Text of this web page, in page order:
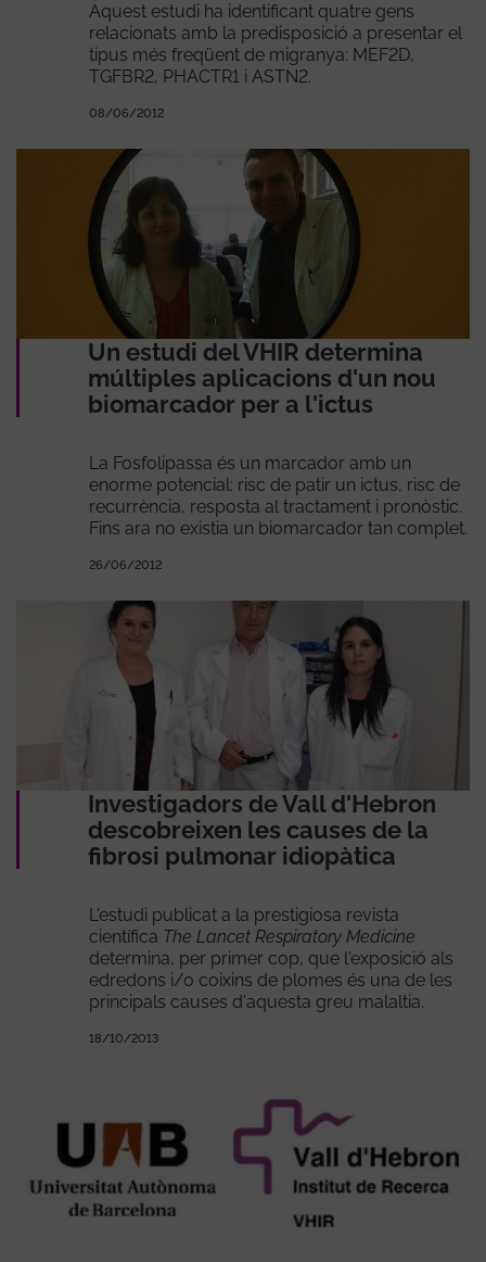
Aquest estudi ha identificant quatre gens
relacionats amb la predisposició a presentar el
tipus més freqüent de migranya: MEF2D,
TGFBR2, PHACTR1 i ASTN2.
08/06/2012
Un estudi del VHIR determina
múltiples aplicacions d'un nou
biomarcador per a l'ictus
La Fosfolipassa és un marcador amb un
enorme potencial: risc de patir un ictus, risc de
recurrència, resposta al tractament i pronòstic.
Fins ara no existia un biomarcador tan complet.
26/06/2012
Investigadors de Vall d'Hebron
descobreixen les causes de la
fibrosi pulmonar idiopàtica
L'estudi publicat a la prestigiosa revista
científica The Lancet Respiratory Medicine
determina, per primer cop, que l'exposició als
edredons i/o coixins de plomes és una de les
principals causes d'aquesta greu malaltia.
18/10/2013